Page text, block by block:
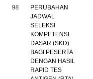
98
PERUBAHAN
JADWAL
SELEKSI
KOMPETENSI
DASAR (SKD)
BAGI PESERTA
DENGAN HASIL
RAPID TES